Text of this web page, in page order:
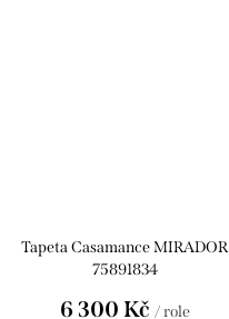
Tapeta Casamance MIRADOR
75891834
6 300 Kč / role